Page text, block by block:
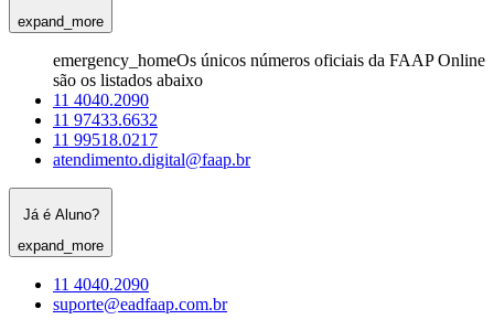
expand_more
emergency_homeOs únicos números oficiais da FAAP Online
são os listados abaixo
11 4040.2090
11 97433.6632
11 99518.0217
atendimento.digital@faap.br
Já é Aluno?
expand_more
11 4040.2090
suporte@eadfaap.com.br